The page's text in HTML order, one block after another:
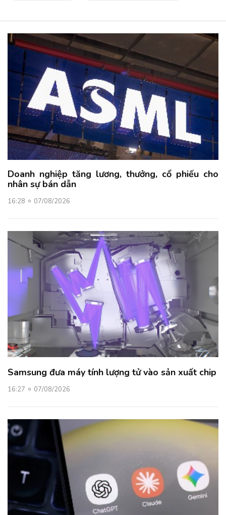
Doanh nghiệp tăng lương, thưởng, cổ phiếu cho
nhân sự bán dẫn
16:28 07/08/2026
Samsung đưa máy tính lượng tử vào sản xuất chip
16:27 07/08/2026